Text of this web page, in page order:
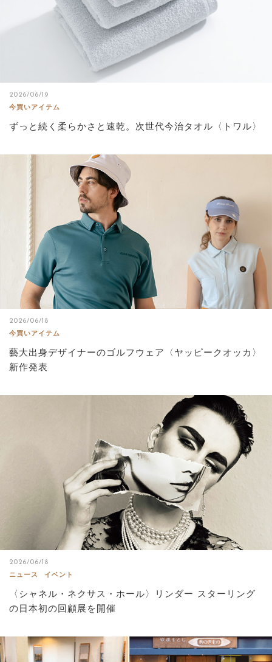
2026/06/19
今買いアイテム
ずっと続く柔らかさと速乾。次世代今治タオル〈トワル〉
2026/06/18
今買いアイテム
藝大出身デザイナーのゴルフウェア〈ヤッピークオッカ〉
新作発表
2026/06/18
ニュース
イベント
〈シャネル・ネクサス・ホール〉リンダー スターリング
の日本初の回顧展を開催